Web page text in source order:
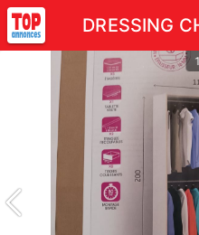
DRESSING